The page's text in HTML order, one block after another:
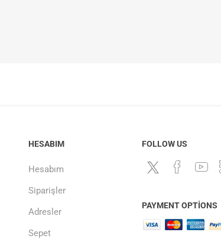
HESABIM
Hesabım
Siparişler
Adresler
Sepet
FOLLOW US
PAYMENT OPTIONS